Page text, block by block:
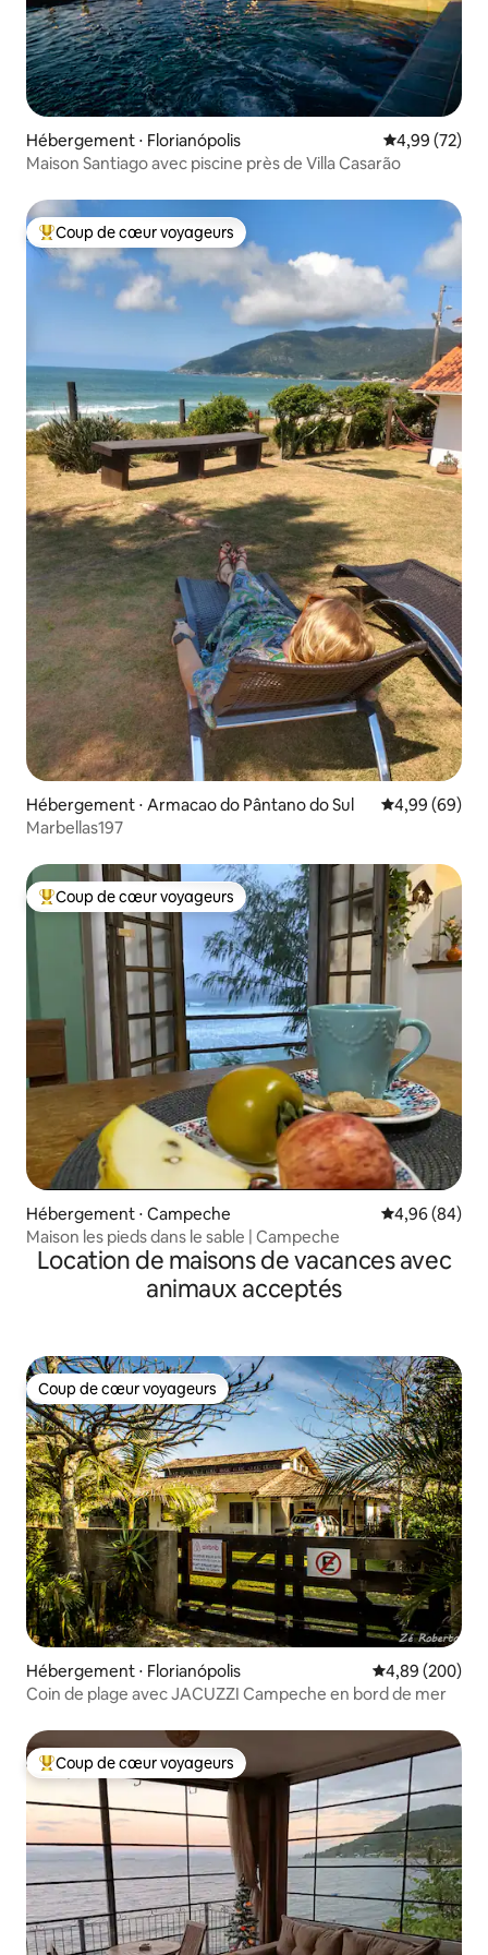
Hébergement ⋅ Florianópolis Évaluation
4,99 (72)
Maison Santiago avec piscine près de Villa Casarão
Coups de cœur voyageurs les plus appréciés
Coup de cœur voyageurs
Hébergement ⋅ Armacao do Pântano do Sul Évaluation
4,99 (69)
Marbellas197
Coups de cœur voyageurs les plus appréciés
Coup de cœur voyageurs
Hébergement ⋅ Campeche Évaluation
4,96 (84)
Maison les pieds dans le sable | Campeche
Location de maisons de vacances avec
animaux acceptés
Coup de cœur voyageurs
Coup de cœur voyageurs
Hébergement ⋅ Florianópolis Évaluation
4,89 (200)
Coin de plage avec JACUZZI Campeche en bord de mer
Coups de cœur voyageurs les plus appréciés
Coup de cœur voyageurs